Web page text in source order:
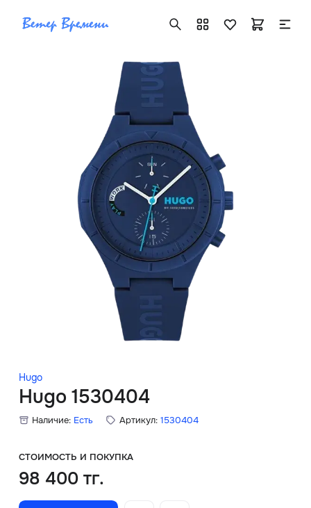
Hugo
Hugo 1530404
Наличие: Есть Артикул: 1530404
СТОИМОСТЬ И ПОКУПКА
98 400 тг.
+7 ( 705 ) 181-42-50
info@vetervremeni.kz
Авторизация
Каталог
Мужские часы
Женские часы
Скидки
Главная
О нас